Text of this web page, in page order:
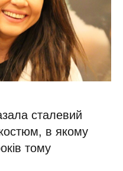
сталевий
в якому
тому